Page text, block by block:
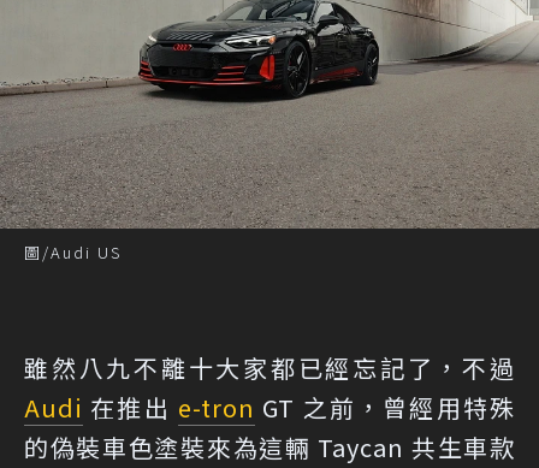
圖/Audi US
雖然八九不離十大家都已經忘記了，不過
Audi 在推出 e-tron GT 之前，曾經用特殊
的偽裝車色塗裝來為這輛 Taycan 共生車款